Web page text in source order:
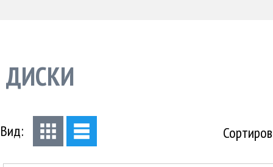
ДИСКИ
Вид: